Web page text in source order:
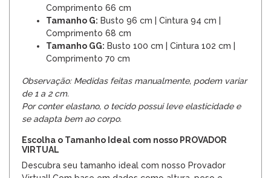
Comprimento 66 cm
Tamanho G: Busto 96 cm | Cintura 94 cm |
Comprimento 68 cm
Tamanho GG: Busto 100 cm | Cintura 102 cm |
Comprimento 70 cm
Observação: Medidas feitas manualmente, podem variar
de 1 a 2 cm.
Por conter elastano, o tecido possui leve elasticidade e
se adapta bem ao corpo.
Escolha o Tamanho Ideal com nosso PROVADOR
VIRTUAL
Descubra seu tamanho ideal com nosso Provador